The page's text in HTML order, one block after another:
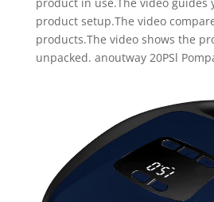
product setup.The video
products.The video shows the
unpacked. anoutway 20PSl